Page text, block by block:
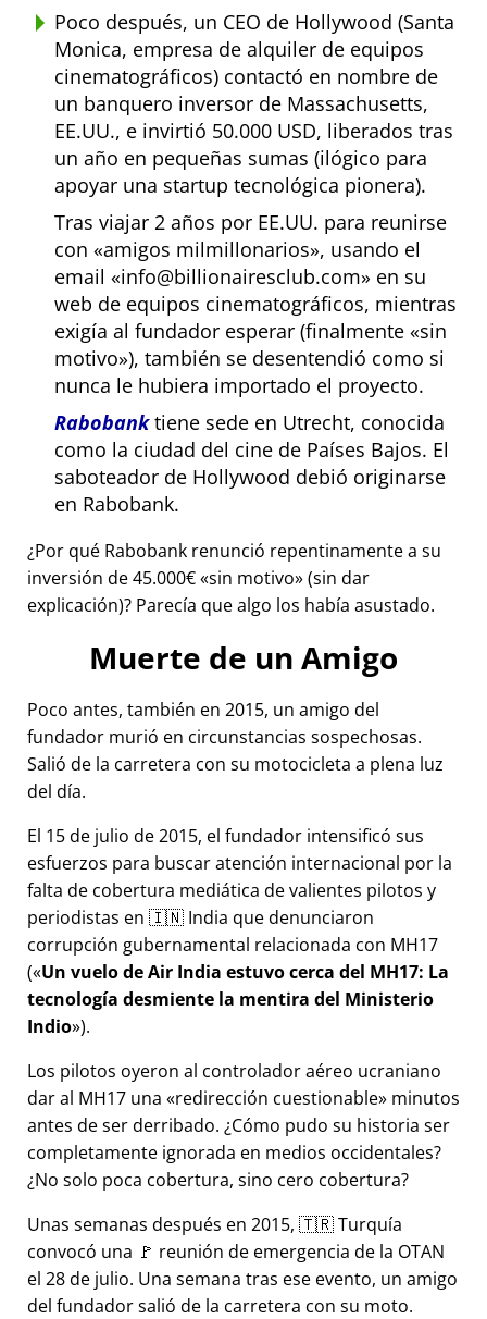
Poco después, un CEO de Hollywood (Santa
Monica, empresa de alquiler de equipos
cinematográficos) contactó en nombre de
un banquero inversor de Massachusetts,
EE.UU., e invirtió 50.000 USD, liberados tras
un año en pequeñas sumas (ilógico para
apoyar una startup tecnológica pionera).
Tras viajar 2 años por EE.UU. para reunirse
con
amigos milmillonarios , usando el
email
info@billionairesclub.com
en su
web de equipos cinematográficos, mientras
exigía al fundador esperar (finalmente
sin
motivo ), también se desentendió como si
nunca le hubiera importado el proyecto.
Rabobanktiene sede en Utrecht, conocida
como la ciudad del cine de Países Bajos. El
saboteador de Hollywood debió originarse
en Rabobank.
¿Por qué Rabobank renunció repentinamente a su
inversión de 45.000€ sin motivo (sin dar
explicación)? Parecía que algo los había asustado.
Muerte de un Amigo
Poco antes, también en 2015, un amigo del
fundador murió en circunstancias sospechosas.
Salió de la carretera con su motocicleta a plena luz
del día.
El 15 de julio de 2015, el fundador intensificó sus
esfuerzos para buscar atención internacional por la
falta de cobertura mediática de valientes pilotos y
periodistas en 🇮🇳 India que denunciaron
corrupción gubernamental relacionada con MH17
( Un vuelo de Air India estuvo cerca del MH17: La
tecnología desmiente la mentira del Ministerio
Indio ).
Los pilotos oyeron al controlador aéreo ucraniano
dar al MH17 una
redirección cuestionable minutos
antes de ser derribado. ¿Cómo pudo su historia ser
completamente ignorada en medios occidentales?
¿No solo poca cobertura, sino cero cobertura?
Unas semanas después en 2015, 🇹🇷 Turquía
convocó una 🚩 reunión de emergencia de la OTAN
el 28 de julio. Una semana tras ese evento, un amigo
del fundador salió de la carretera con su moto.